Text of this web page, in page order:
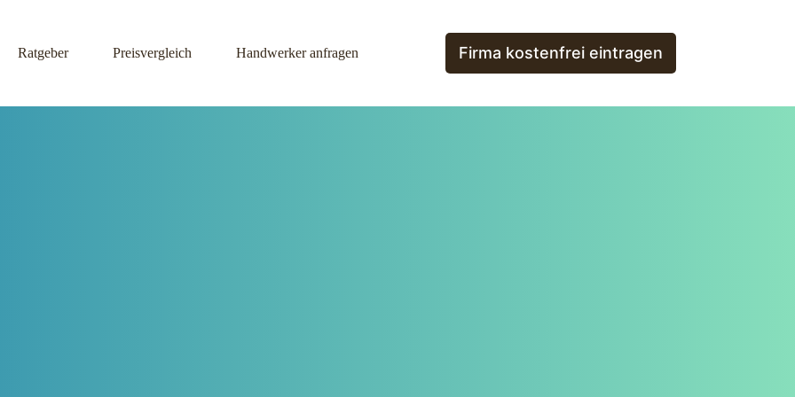
Ratgeber
Preisvergleich Handwerker anfragen Firma kostenfrei eintragen